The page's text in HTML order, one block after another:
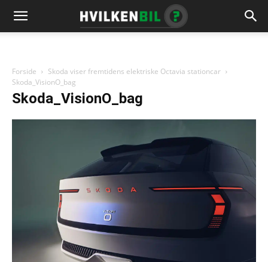
Forside
Skoda viser fremtidens elektriske Octavia stationcar
Skoda_VisionO_bag
Skoda_VisionO_bag